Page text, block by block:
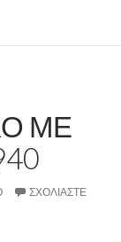
ΜΕ
ΣΧΟΛΙΆΣΤΕ